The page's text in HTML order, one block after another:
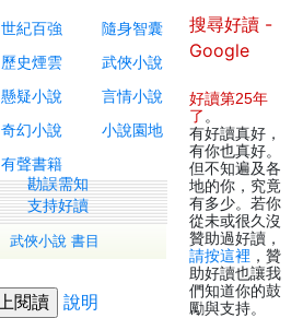
世紀百強
隨身智囊
歷史煙雲
武俠小說
懸疑小說
言情小說
奇幻小說
小說園地
有聲書籍
勘誤需知
支持好讀
武俠小說 書目
說明
搜尋好讀 -
Google
好讀第25年
了 。
有好讀真好，
有你也真好。
但不知遍及各
地的你，究竟
有多少。若你
從未或很久沒
贊助過好讀，
請按這裡 ，贊
助好讀也讓我
們知道你的鼓
勵與支持。